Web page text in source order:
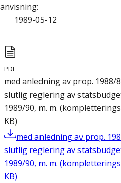
:
1989-05-12
PDF
med anledning av prop. 1988/
slutlig reglering av
1989/90, m. m.
KB)
med anledning av prop.
slutlig reglering av
1989/90, m. m.
KB)